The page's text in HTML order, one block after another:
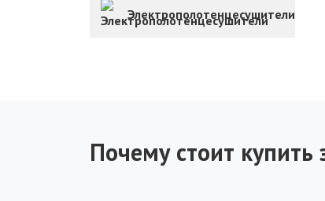
Электрополотенцесушители
Почему стоит купить